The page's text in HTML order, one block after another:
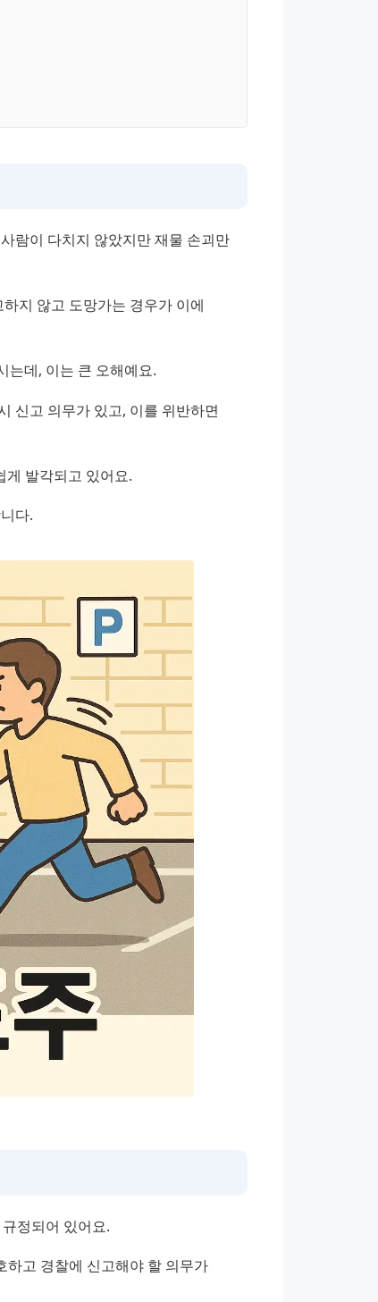
람이 다치지 않았지만 재물 손괴만
지 않고 도망가는 경우가 이에
는데, 이는 큰 오해예요.
신고 의무가 있고, 이를 위반하면
게 발각되고 있어요.
다.
정되어 있어요.
하고 경찰에 신고해야 할 의무가